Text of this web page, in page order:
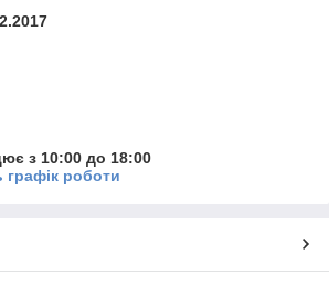
з 10:00 до 18:00
графік роботи